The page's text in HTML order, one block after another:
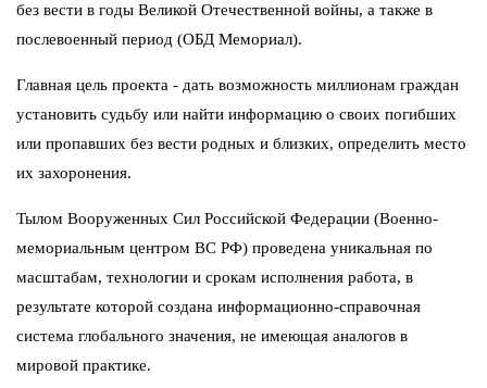
без вести в годы Великой Отечественной войны, а также в
послевоенный период (ОБД Мемориал).
Главная цель проекта - дать возможность миллионам граждан
установить судьбу или найти информацию о своих погибших
или пропавших без вести родных и близких, определить место
их захоронения.
Тылом Вооруженных Сил Российской Федерации (Военно-
мемориальным центром ВС РФ) проведена уникальная по
масштабам, технологии и срокам исполнения работа, в
результате которой создана информационно-справочная
система глобального значения, не имеющая аналогов в
мировой практике.